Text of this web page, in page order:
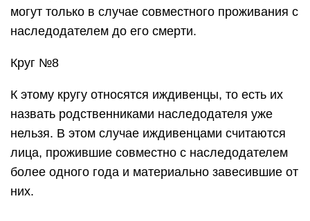
могут только в случае совместного проживания с
наследодателем до его смерти.
Круг №8
К этому кругу относятся иждивенцы, то есть их
назвать родственниками наследодателя уже
нельзя. В этом случае иждивенцами считаются
лица, прожившие совместно с наследодателем
более одного года и материально завесившие от
них.